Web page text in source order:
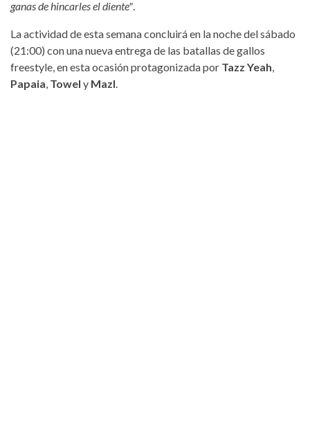
ganas de hincarles el diente".
La actividad de esta semana concluirá en la noche del sábado
(21:00) con una nueva entrega de las batallas de gallos
freestyle, en esta ocasión protagonizada por Tazz Yeah,
Papaia, Towel y Mazl.